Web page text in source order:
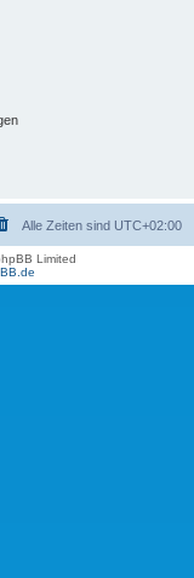
Alle Zeiten sind UTC+02:00
Limited